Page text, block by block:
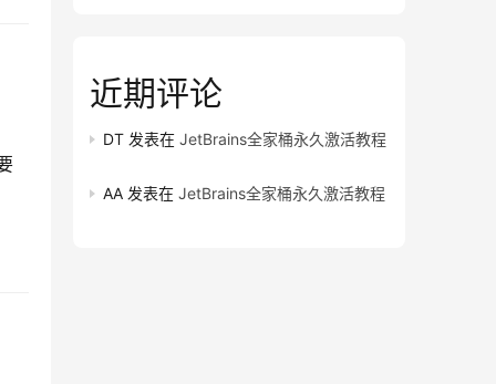
近期评论
DT 发表在 JetBrains全家桶永久激活教程
AA 发表在 JetBrains全家桶永久激活教程